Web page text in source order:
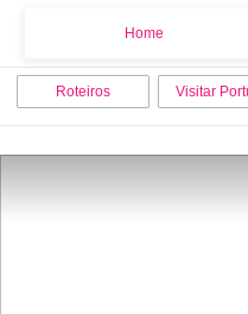
Home
Roteiros Visitar